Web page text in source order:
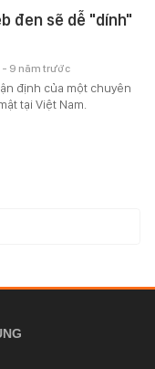
đen sẽ dễ "dính"
định của một chuyên
tại Việt Nam.
- 9 năm trước